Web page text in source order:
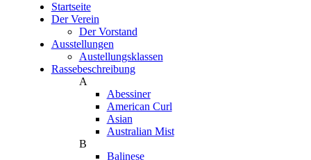
Startseite
Der Verein
Der Vorstand
Ausstellungen
Austellungsklassen
Rassebeschreibung
A
Abessiner
American Curl
Asian
Australian Mist
B
Balinese